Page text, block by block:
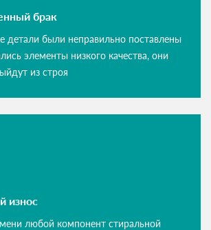
брак
детали были неправильно поставлены
элементы низкого качества, они
из строя
износ
любой компонент стиральной